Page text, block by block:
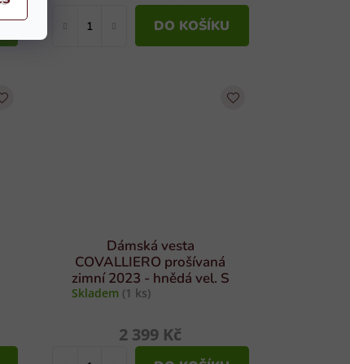
DO KOŠÍKU
Dámská vesta
COVALLIERO prošívaná
zimní 2023 - hnědá vel. S
Skladem (1 ks)
2 399 Kč